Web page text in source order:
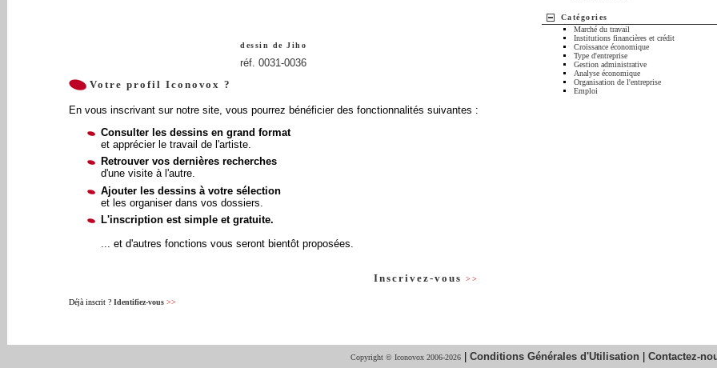
dessin de Jiho
réf. 0031-0036
Votre profil Iconovox ?
En vous inscrivant sur notre site, vous pourrez bénéficier des fonctionnalités suivantes :
Consulter les dessins en grand format
et apprécier le travail de l'artiste.
Retrouver vos dernières recherches
d'une visite à l'autre.
Ajouter les dessins à votre sélection
et les organiser dans vos dossiers.
L'inscription est simple et gratuite.
... et d'autres fonctions vous seront bientôt proposées.
Inscrivez-vous >>
Déjà inscrit ? Identifiez-vous >>
Catégories
Marché du travail
Institutions financières et crédit
Croissance économique
Type d'entreprise
Gestion administrative
Analyse économique
Organisation de l'entreprise
Emploi
Copyright © Iconovox 2006-2026 | Conditions Générales d'Utilisation | Contactez-